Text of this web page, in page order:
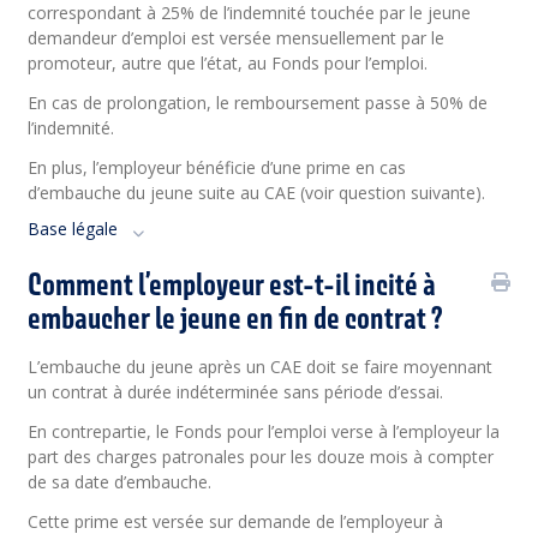
correspondant à 25% de l’indemnité touchée par le jeune
demandeur d’emploi est versée mensuellement par le
promoteur, autre que l’état, au Fonds pour l’emploi.
En cas de prolongation, le remboursement passe à 50% de
l’indemnité.
En plus, l’employeur bénéficie d’une prime en cas
d’embauche du jeune suite au CAE (voir question suivante).
Base légale
Comment l’employeur est-t-il incité à
embaucher le jeune en fin de contrat ?
L’embauche du jeune après un CAE doit se faire moyennant
un contrat à durée indéterminée sans période d’essai.
En contrepartie, le Fonds pour l’emploi verse à l’employeur la
part des charges patronales pour les douze mois à compter
de sa date d’embauche.
Cette prime est versée sur demande de l’employeur à